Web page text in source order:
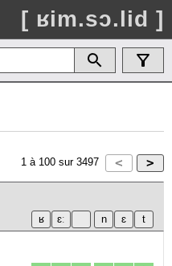
[ ʁim.sɔ.lid ]
1 à 100 sur 3497